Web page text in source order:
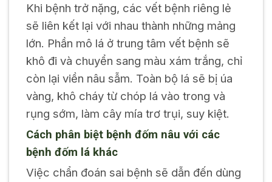
Khi bệnh trở nặng, các vết bệnh riêng lẻ
sẽ liên kết lại với nhau thành những mảng
lớn. Phần mô lá ở trung tâm vết bệnh sẽ
khô đi và chuyển sang màu xám trắng, chỉ
còn lại viền nâu sẫm. Toàn bộ lá sẽ bị úa
vàng, khô cháy từ chóp lá vào trong và
rụng sớm, làm cây mía trơ trụi, suy kiệt.
Cách phân biệt bệnh đốm nâu với các
bệnh đốm lá khác
Việc chẩn đoán sai bệnh sẽ dẫn đến dùng